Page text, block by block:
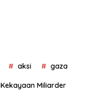
aksi gaza
Kekayaan Miliarder